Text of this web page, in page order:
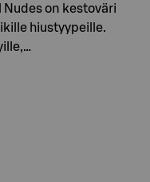
Nudes on kestoväri
hiustyypeille.